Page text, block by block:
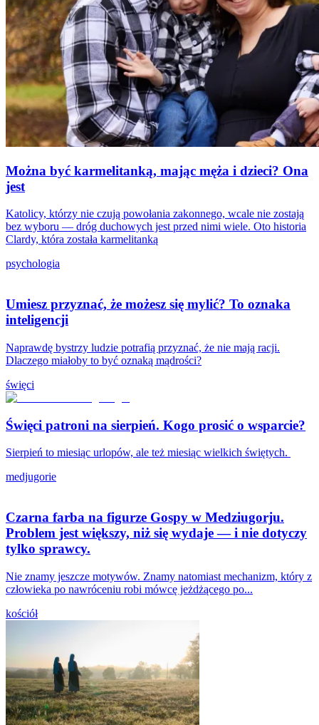
Można być karmelitanką, mając męża i dzieci? Ona
jest
Katolicy, którzy nie czują powołania zakonnego, wcale nie zostają
bez wyboru — dróg duchowych jest przed nimi wiele. Oto historia
Clardy, która została karmelitanką
psychologia
Umiesz przyznać, że możesz się mylić? To oznaka
inteligencji
Naprawdę bystrzy ludzie potrafią przyznać, że nie mają racji.
Dlaczego miałoby to być oznaką mądrości?
święci
Święci patroni na sierpień. Kogo prosić o wsparcie?
Sierpień to miesiąc urlopów, ale też miesiąc wielkich świętych.
medjugorie
Czarna farba na figurze Gospy w Medziugorju.
Problem jest większy, niż się wydaje — i nie dotyczy
tylko sprawcy.
Nie znamy jeszcze motywów. Znamy natomiast mechanizm, który z
człowieka po nawróceniu robi mówcę jeżdżącego po...
kościół